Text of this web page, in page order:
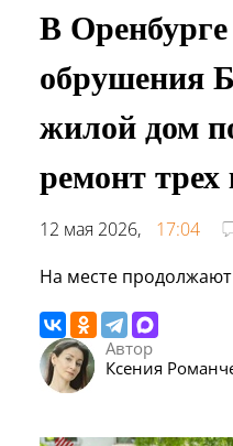
В
обрушения
жилой дом
ремонт
12 мая 2026, 17:04
На месте
Автор
Ксения